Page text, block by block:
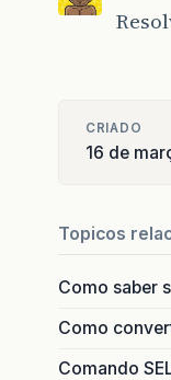
CRIADO
16 de
Topicos
Como saber
Como
Comando